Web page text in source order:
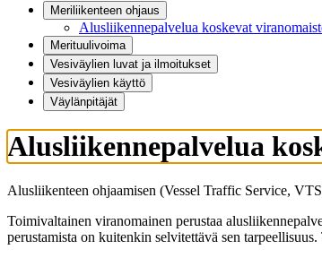
Meriliikenteen ohjaus
Alusliikennepalvelua koskevat
Merituulivoima
Vesiväylien luvat ja ilmoitukset
Vesiväylien käyttö
Väylänpitäjät
Alusliikennepalvelua
Alusliikenteen ohjaamisen (Vessel Traffic Service,
Toimivaltainen viranomainen perustaa
perustamista on kuitenkin selvitettävä sen